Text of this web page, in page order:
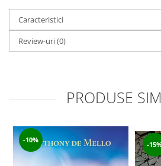
Caracteristici
Review-uri(0)
PRODUSE
-10%
-